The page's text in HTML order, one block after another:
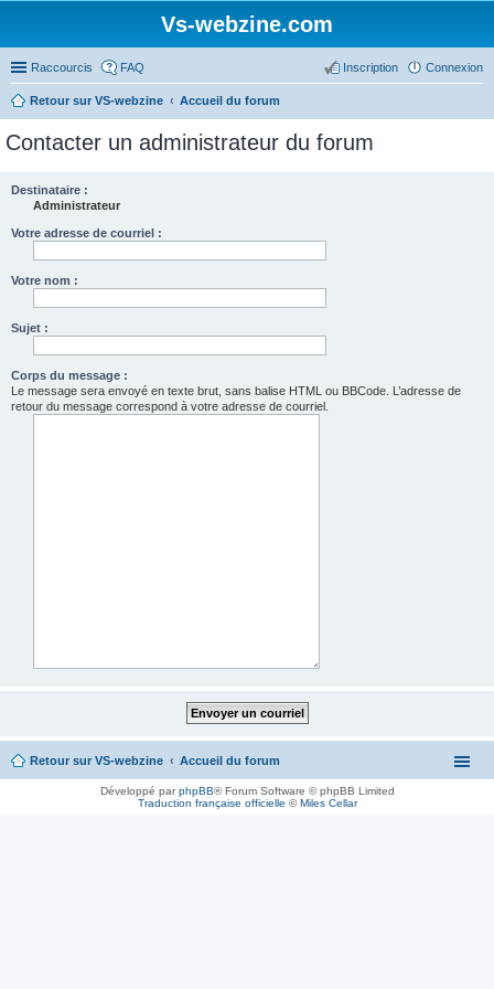
Vs-webzine.com
Raccourcis FAQ Connexion
Inscription
Retour sur VS-webzine Accueil du forum
Contacter un administrateur du forum
Destinataire :
Administrateur
Votre adresse de courriel :
Votre nom :
Sujet :
Corps du message :
Le message sera envoyé en texte brut, sans balise HTML ou BBCode. L’adresse de
retour du message correspond à votre adresse de courriel.
Retour sur VS-webzine Accueil du forum
Développé parphpBB® Forum Software © phpBB Limited
Traduction française officielle ©Miles Cellar